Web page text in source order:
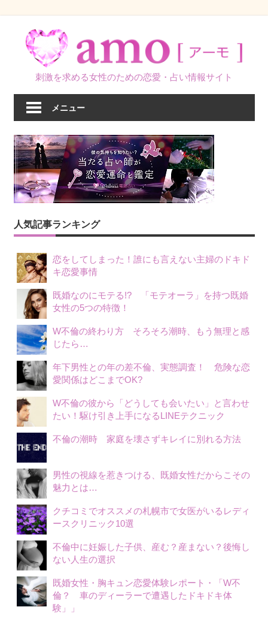
刺激を求める女性のための恋愛・占い情報サイト
メニュー
人気記事ランキング
恋をしてしまった！誰にも言えない主婦のドキド
キ恋愛事情
既婚なのにモテる!? 「モテオーラ」を持つ既婚
女性の5つの特徴！
W不倫の終わり方 そろそろ潮時、もう無理と感
じたら…
年下男性との年の差不倫、実態調査！ 危険な恋
愛関係はどこまでOK?
W不倫の彼から「どうしても会いたい」と言わせ
たい！駆け引き上手になるLINEテクニック
不倫の潮時 家庭を壊さずキレイに別れる方法
男性の視線を惹きつける、既婚女性だからこその
魅力とは…
クチコミでオススメの札幌市で女医がいるレディ
ースクリニック10選
不倫中に妊娠した子供、産む？産まない？後悔し
ない人生の選択
既婚女性・胸キュン恋愛体験レポート・「W不
倫？ 車のディーラーで遭遇したドキドキ体
験」」